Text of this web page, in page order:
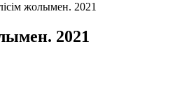
жолымен. 2021
2021